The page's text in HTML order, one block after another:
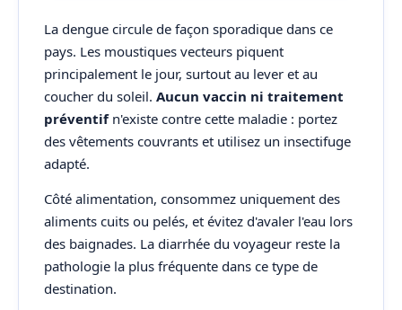
La dengue circule de façon sporadique dans ce
pays. Les moustiques vecteurs piquent
principalement le jour, surtout au lever et au
coucher du soleil. Aucun vaccin ni traitement
préventifn'existe contre cette maladie : portez
des vêtements couvrants et utilisez un insectifuge
adapté.
Côté alimentation, consommez uniquement des
aliments cuits ou pelés, et évitez d'avaler l'eau lors
des baignades. La diarrhée du voyageur reste la
pathologie la plus fréquente dans ce type de
destination.